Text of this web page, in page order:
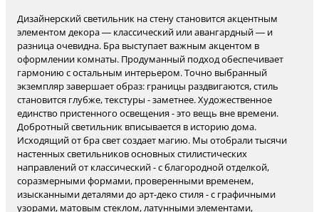
Дизайнерский светильник на стену становится акцентным
элементом декора — классический или авангардный — и
разница очевидна. Бра выступает важным акцентом в
оформлении комнаты. Продуманный подход обеспечивает
гармонию с остальным интерьером. Точно выбранный
экземпляр завершает образ: границы раздвигаются, стиль
становится глубже, текстуры - заметнее. Художественное
единство пристенного освещения - это вещь вне времени.
Добротный светильник вписывается в историю дома.
Исходящий от бра свет создает магию. Мы отобрали тысячи
настенных светильников основных стилистических
направлений от классический - с благородной отделкой,
соразмерными формами, проверенными временем,
изысканными деталями до арт-деко стиля - с графичными
узорами, матовым стеклом, латунными элементами,